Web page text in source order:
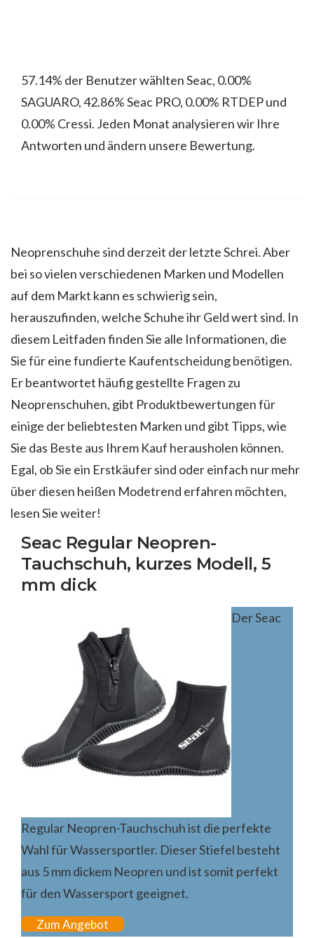
57.14% der Benutzer wählten Seac, 0.00%
SAGUARO, 42.86% Seac PRO, 0.00% RTDEP und
0.00% Cressi. Jeden Monat analysieren wir Ihre
Antworten und ändern unsere Bewertung.
Neoprenschuhe sind derzeit der letzte Schrei. Aber
bei so vielen verschiedenen Marken und Modellen
auf dem Markt kann es schwierig sein,
herauszufinden, welche Schuhe ihr Geld wert sind. In
diesem Leitfaden finden Sie alle Informationen, die
Sie für eine fundierte Kaufentscheidung benötigen.
Er beantwortet häufig gestellte Fragen zu
Neoprenschuhen, gibt Produktbewertungen für
einige der beliebtesten Marken und gibt Tipps, wie
Sie das Beste aus Ihrem Kauf herausholen können.
Egal, ob Sie ein Erstkäufer sind oder einfach nur mehr
über diesen heißen Modetrend erfahren möchten,
lesen Sie weiter!
Seac Regular Neopren-
Tauchschuh, kurzes Modell, 5
mm dick
Der Seac
Regular Neopren-Tauchschuh ist die perfekte
Wahl für Wassersportler. Dieser Stiefel besteht
aus 5 mm dickem Neopren und ist somit perfekt
für den Wassersport geeignet.
Zum Angebot